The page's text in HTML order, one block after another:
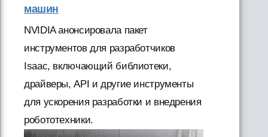
машин
NVIDIA анонсировала пакет
инструментов для разработчиков
Isaac, включающий библиотеки,
драйверы, API и другие инструменты
для ускорения разработки и внедрения
робототехники.